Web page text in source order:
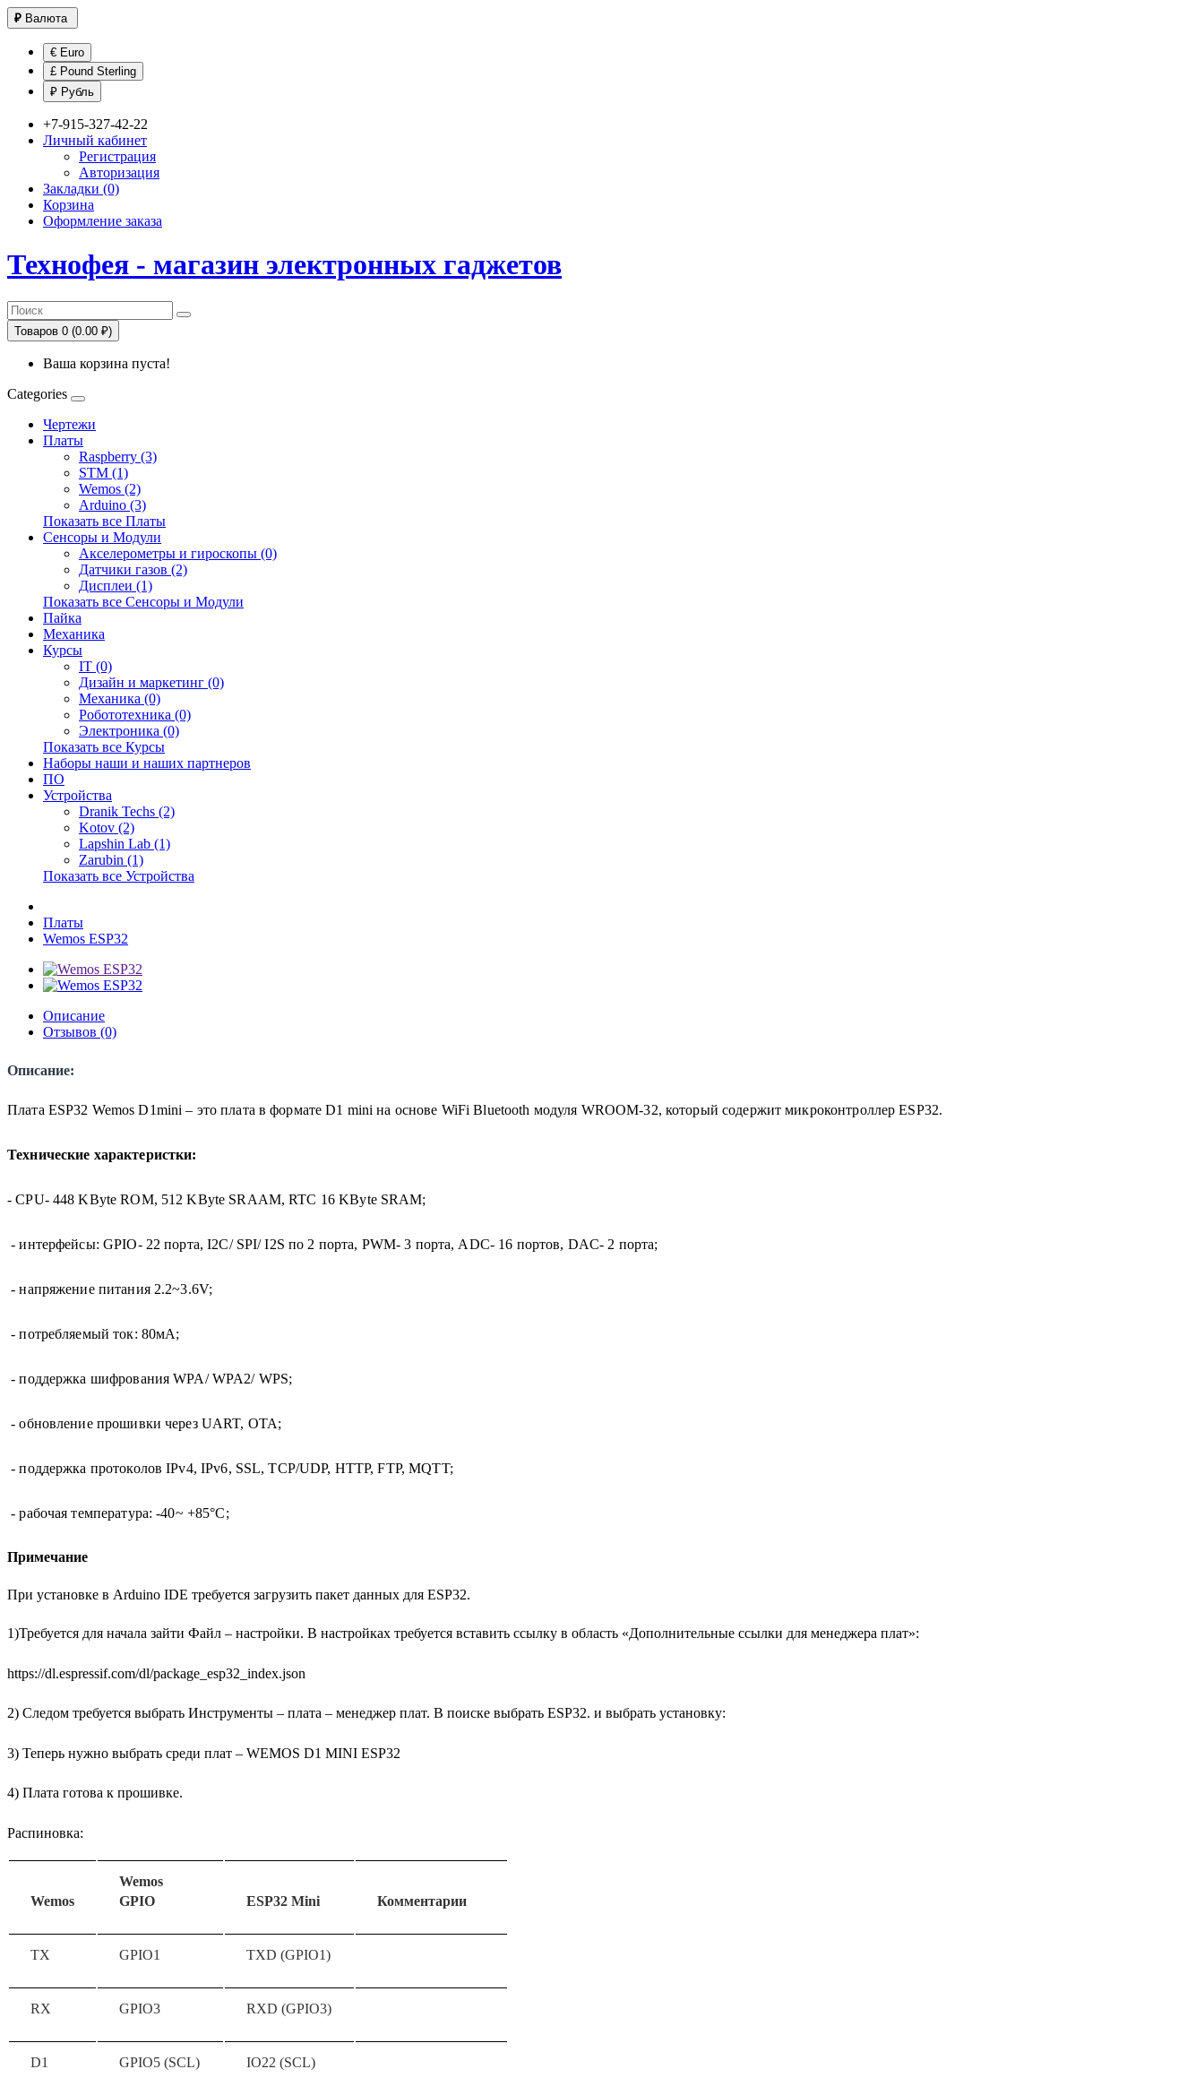
₽ Валюта
€ Euro
£ Pound Sterling
₽ Рубль
+7-915-327-42-22
Личный кабинет
Регистрация
Авторизация
Закладки (0)
Корзина
Оформление заказа
Технофея - магазин электронных гаджетов
Товаров 0 (0.00 ₽)
Ваша корзина пуста!
Categories
Чертежи
Платы
Raspberry (3)
STM (1)
Wemos (2)
Arduino (3)
Показать все Платы
Сенсоры и Модули
Акселерометры и гироскопы (0)
Датчики газов (2)
Дисплеи (1)
Показать все Сенсоры и Модули
Пайка
Механика
Курсы
IT (0)
Дизайн и маркетинг (0)
Механика (0)
Робототехника (0)
Электроника (0)
Показать все Курсы
Наборы наши и наших партнеров
ПО
Устройства
Dranik Techs (2)
Kotov (2)
Lapshin Lab (1)
Zarubin (1)
Показать все Устройства
Платы
Wemos ESP32
Описание
Отзывов (0)
Описание:
Плата ESP32 Wemos D1mini – это плата в формате D1 mini на основе WiFi Bluetooth модуля WROOM-32, который содержит микроконтроллер ESP32.
Технические характеристки:
- CPU- 448 KByte ROM, 512 KByte SRAAM, RTC 16 KByte SRAM;
- интерфейсы: GPIO- 22 порта, I2C/ SPI/ I2S по 2 порта, PWM- 3 порта, ADC- 16 портов, DAC- 2 порта;
- напряжение питания 2.2~3.6V;
- потребляемый ток: 80мА;
- поддержка шифрования WPA/ WPA2/ WPS;
- обновление прошивки через UART, OTA;
- поддержка протоколов IPv4, IPv6, SSL, TCP/UDP, HTTP, FTP, MQTT;
- рабочая температура: -40~ +85°C;
Примечание
При установке в Arduino IDE требуется загрузить пакет данных для ESP32.
1)Требуется для начала зайти Файл – настройки. В настройках требуется вставить ссылку в область «Дополнительные ссылки для менеджера плат»:
https://dl.espressif.com/dl/package_esp32_index.json
2) Следом требуется выбрать Инструменты – плата – менеджер плат. В поиске выбрать ESP32. и выбрать установку:
3) Теперь нужно выбрать среди плат – WEMOS D1 MINI ESP32
4) Плата готова к прошивке.
Распиновка:
Wemos
Wemos
GPIO
ESP32 Mini Комментарии
TX GPIO1 TXD (GPIO1)
RX GPIO3 RXD (GPIO3)
D1 GPIO5 (SCL) IO22 (SCL)